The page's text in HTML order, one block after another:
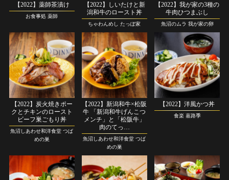
【2022】薬師茶漬け
お食事処 薬師
【2022】しいたけと新
潟和牛のロースト丼
ちゃわんめし たっぽ家
【2022】我が家の3種の
牛肉ひつまぶし
魚沼のムラ 我が家の卵
【2022】炭火焼きポー
クとチキンのロースト
ビーフ巣ごもり丼
魚沼しあわせ和洋食堂 つば
めの巣
【2022】新潟和牛×松阪
牛 「新潟和牛げんこつ
メンチ」と「松阪牛」
肉のてっ…
魚沼しあわせ和洋食堂 つば
めの巣
【2022】洋風かつ丼
食楽 嘉路季